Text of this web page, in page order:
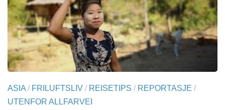
ASIA / FRILUFTSLIV / REISETIPS / REPORTASJE /
UTENFOR ALLFARVEI